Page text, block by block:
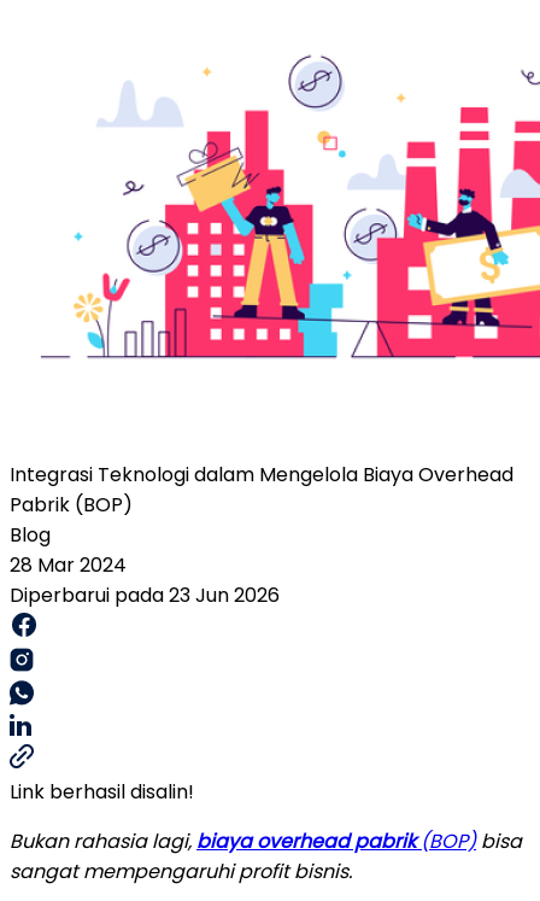
Integrasi Teknologi dalam Mengelola Biaya Overhead
Pabrik (BOP)
Blog
28 Mar 2024
Diperbarui pada 23 Jun 2026
Link berhasil disalin!
Bukan rahasia lagi, biaya overhead pabrik(BOP)bisa
sangat mempengaruhi profit bisnis.